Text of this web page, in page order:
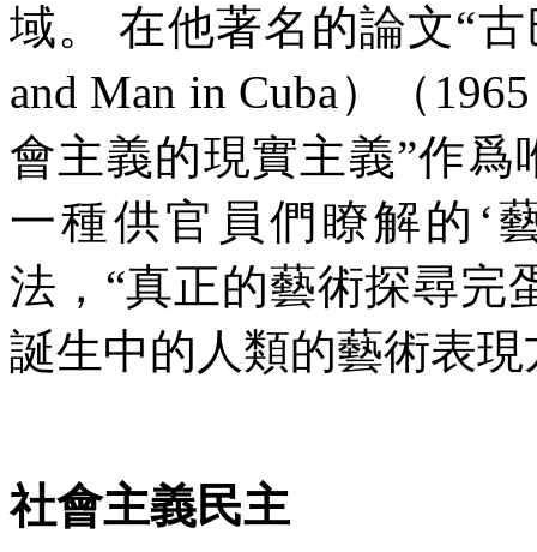
域。
在他著名的論文“古
and Man in Cuba）（ 1965
會主義的現實主義”作爲
一種供官員們瞭解的 ‘
法， “真正的藝術探尋完
誕生中的人類的藝術表現
社會主義民主